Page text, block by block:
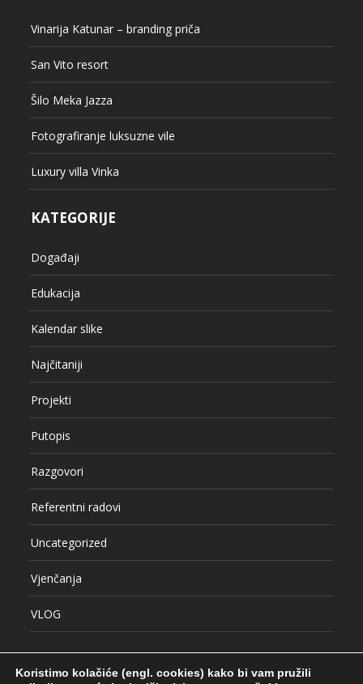
Vinarija Katunar – branding priča
San Vito resort
Šilo Meka Jazza
Fotografiranje luksuzne vile
Luxury villa Vinka
KATEGORIJE
Događaji
Edukacija
Kalendar slike
Najčitaniji
Projekti
Putopis
Razgovori
Referentni radovi
Uncategorized
Vjenčanja
VLOG
Koristimo kolačiće (engl. cookies) kako bi vam pružili